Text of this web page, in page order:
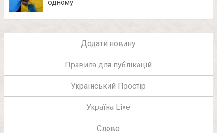
одному
Додати новину
Правила для публікацій
Український Простір
Україна Live
Слово